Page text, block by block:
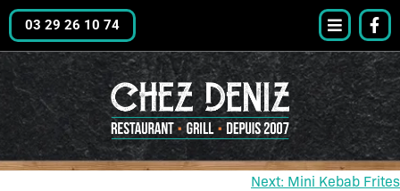
03 29 26 10 74
Next: Mini Kebab Frites